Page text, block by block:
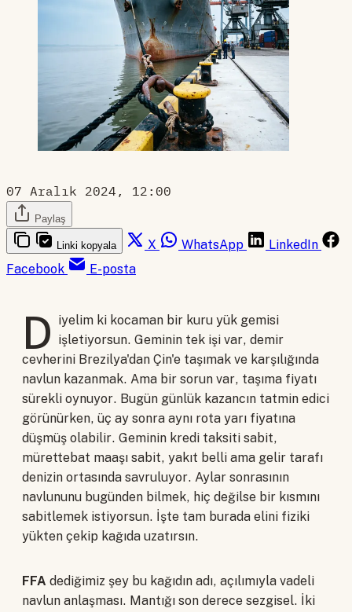
07 Aralık 2024, 12:00
Paylaş
Linki kopyala X WhatsApp
LinkedIn
Facebook
E-posta
D iyelim ki kocaman bir kuru yük gemisi
işletiyorsun. Geminin tek işi var, demir
cevherini Brezilya'dan Çin'e taşımak ve karşılığında
navlun kazanmak. Ama bir sorun var, taşıma fiyatı
sürekli oynuyor. Bugün günlük kazancın tatmin edici
görünürken, üç ay sonra aynı rota yarı fiyatına
düşmüş olabilir. Geminin kredi taksiti sabit,
mürettebat maaşı sabit, yakıt belli ama gelir tarafı
denizin ortasında savruluyor. Aylar sonrasının
navlununu bugünden bilmek, hiç değilse bir kısmını
sabitlemek istiyorsun. İşte tam burada elini fiziki
yükten çekip kağıda uzatırsın.
FFA dediğimiz şey bu kağıdın adı, açılımıyla vadeli
navlun anlaşması. Mantığı son derece sezgisel. İki